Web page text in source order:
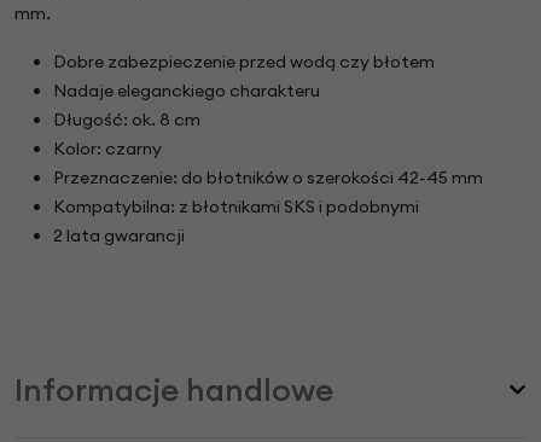
mm.
Dobre zabezpieczenie przed wodą czy błotem
Nadaje eleganckiego charakteru
Długość: ok. 8 cm
Kolor: czarny
Przeznaczenie: do błotników o szerokości 42-45 mm
Kompatybilna: z błotnikami SKS i podobnymi
2 lata gwarancji
Informacje handlowe